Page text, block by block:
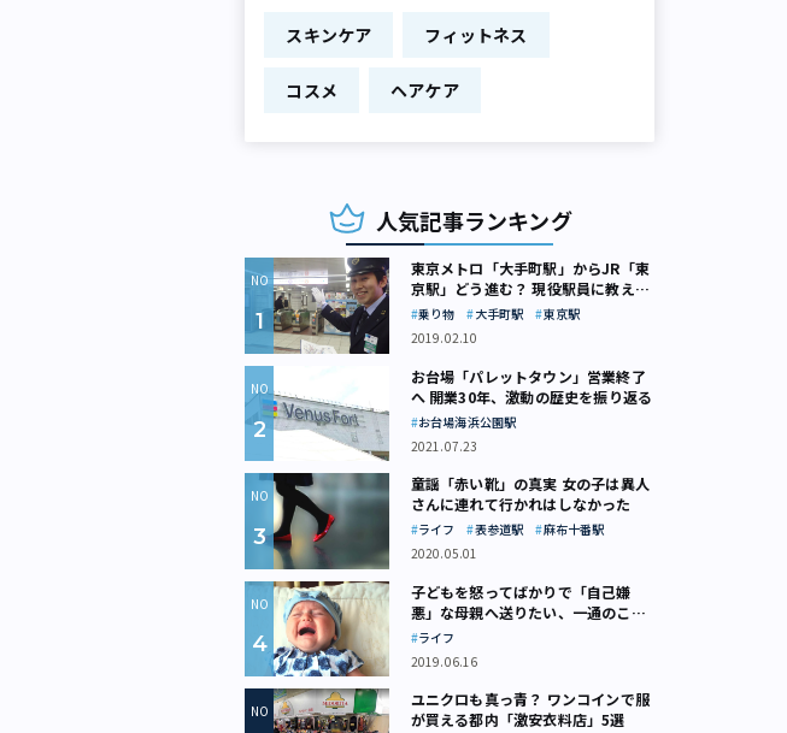
スキンケア フィットネス
コスメ ヘアケア
人気記事ランキング
東京メトロ「大手町駅」からJR「東
京駅」どう進む？ 現役駅員に教えて
もらいました
乗り物 大手町駅
東京駅
2019.02.10
お台場「パレットタウン」営業終了
へ 開業30年、激動の歴史を振り返る
お台場海浜公園駅
2021.07.23
童謡「赤い靴」の真実 女の子は異人
さんに連れて行かれはしなかった
ライフ 表参道駅
麻布十番駅
2020.05.01
子どもを怒ってばかりで「自己嫌
悪」な母親へ送りたい、一通のここ
ろの処方箋
ライフ
2019.06.16
ユニクロも真っ青？ ワンコインで服
が買える都内「激安衣料店」5選